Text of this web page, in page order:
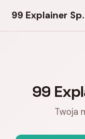
99 Explainer
99
Twoja